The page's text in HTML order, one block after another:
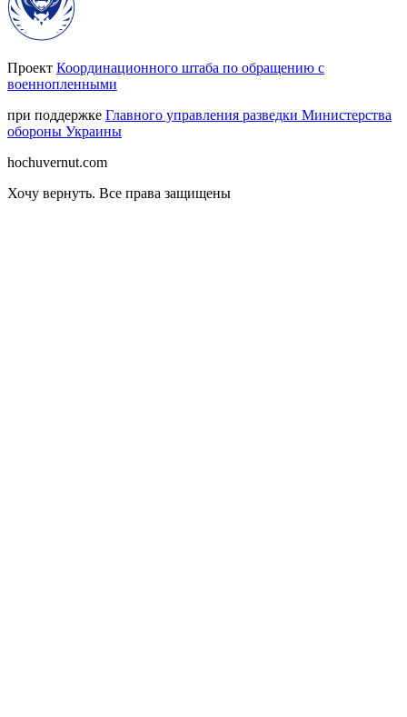
Проект Координационного штаба по обращению с
военнопленными
при поддержке Главного управления разведки Министерства
обороны Украины
hochuvernut.com
Хочу вернуть. Все права защищены